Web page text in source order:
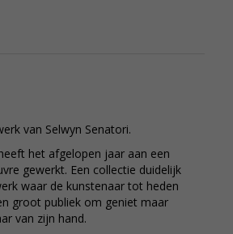
van Selwyn Senatori.
het afgelopen jaar aan een
gewerkt. Een collectie duidelijk
waar de kunstenaar tot heden
groot publiek om geniet maar
van zijn hand.